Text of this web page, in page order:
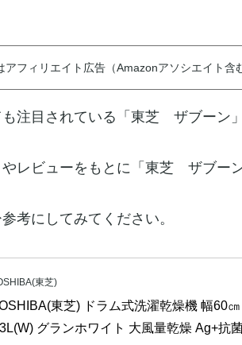
アフィリエイト広告（Amazonアソシエイト含
注目されている「東芝 ザブーン」
レビューをもとに「東芝 ザブー
考にしてみてください。
東芝)
東芝) ドラム式洗濯乾燥機 幅60
グランホワイト 大風量乾燥 Ag+抗